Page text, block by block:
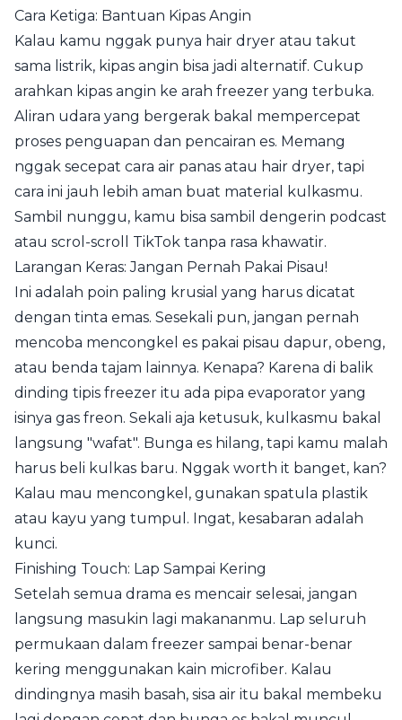
Cara Ketiga: Bantuan Kipas Angin
Kalau kamu nggak punya hair dryer atau takut
sama listrik, kipas angin bisa jadi alternatif. Cukup
arahkan kipas angin ke arah freezer yang terbuka.
Aliran udara yang bergerak bakal mempercepat
proses penguapan dan pencairan es. Memang
nggak secepat cara air panas atau hair dryer, tapi
cara ini jauh lebih aman buat material kulkasmu.
Sambil nunggu, kamu bisa sambil dengerin podcast
atau scrol-scroll TikTok tanpa rasa khawatir.
Larangan Keras: Jangan Pernah Pakai Pisau!
Ini adalah poin paling krusial yang harus dicatat
dengan tinta emas. Sesekali pun, jangan pernah
mencoba mencongkel es pakai pisau dapur, obeng,
atau benda tajam lainnya. Kenapa? Karena di balik
dinding tipis freezer itu ada pipa evaporator yang
isinya gas freon. Sekali aja ketusuk, kulkasmu bakal
langsung "wafat". Bunga es hilang, tapi kamu malah
harus beli kulkas baru. Nggak worth it banget, kan?
Kalau mau mencongkel, gunakan spatula plastik
atau kayu yang tumpul. Ingat, kesabaran adalah
kunci.
Finishing Touch: Lap Sampai Kering
Setelah semua drama es mencair selesai, jangan
langsung masukin lagi makananmu. Lap seluruh
permukaan dalam freezer sampai benar-benar
kering menggunakan kain microfiber. Kalau
dindingnya masih basah, sisa air itu bakal membeku